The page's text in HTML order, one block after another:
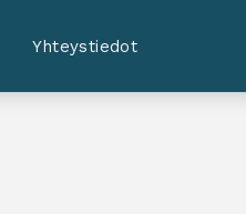
Yhteystiedot